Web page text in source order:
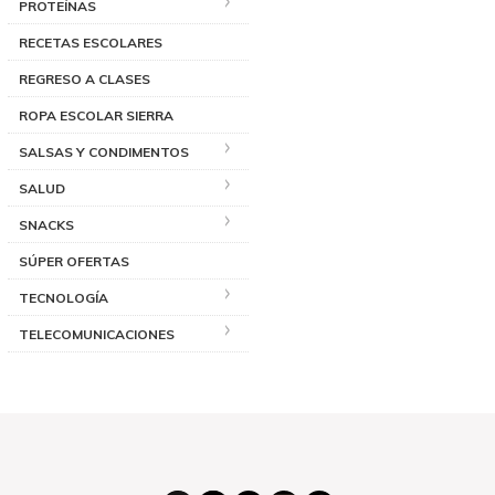
PROTEÍNAS
RECETAS ESCOLARES
REGRESO A CLASES
ROPA ESCOLAR SIERRA
SALSAS Y CONDIMENTOS
SALUD
SNACKS
SÚPER OFERTAS
TECNOLOGÍA
TELECOMUNICACIONES